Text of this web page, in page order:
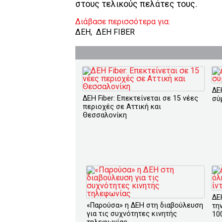
στους τελικούς πελάτες τους.
Διάβασε περισσότερα για:
ΔΕΗ, ΔΕΗ FIBER
ΔΕΗ Fiber: Επεκτείνεται σε 15 νέες
περιοχές σε Αττική και
Θεσσαλονίκη
«Παρούσα» η ΔΕΗ στη διαβούλευση
για τις συχνότητες κινητής